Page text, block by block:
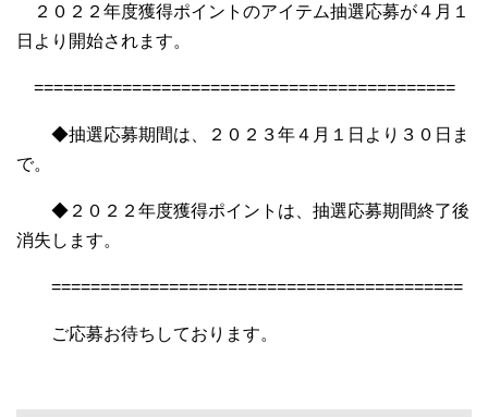
２０２２年度獲得ポイントのアイテム抽選応募が４月１
日より開始されます。
===========================================
◆抽選応募期間は、２０２３年４月１日より３０日ま
で。
◆２０２２年度獲得ポイントは、抽選応募期間終了後
消失します。
==========================================
ご応募お待ちしております。